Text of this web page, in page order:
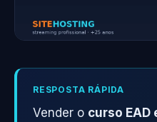
RESPOSTA RÁPIDA
Vender o curso EAD